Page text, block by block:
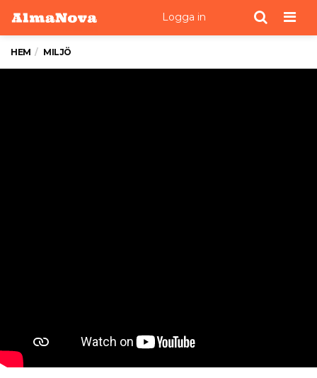
Logga in
HEM MILJÖ